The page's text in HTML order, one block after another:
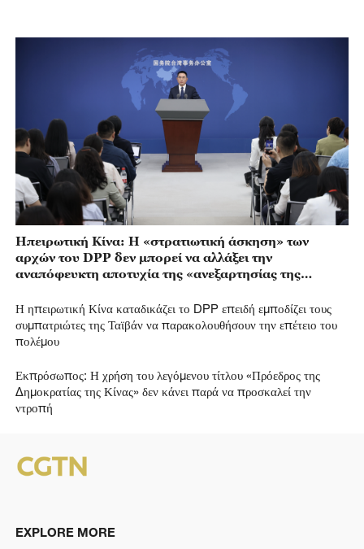
Ηπειρωτική Κίνα: Η «στρατιωτική άσκηση» των
αρχών του DPP δεν μπορεί να αλλάξει την
αναπόφευκτη αποτυχία της «ανεξαρτησίας της
Η ηπειρωτική Κίνα καταδικάζει το DPP επειδή εμποδίζει τους
συμπατριώτες της Ταϊβάν να παρακολουθήσουν την επέτειο του
πολέμου
Εκπρόσωπος: Η χρήση του λεγόμενου τίτλου «Πρόεδρος της
Δημοκρατίας της Κίνας» δεν κάνει παρά να προσκαλεί την
ντροπή
EXPLORE MORE